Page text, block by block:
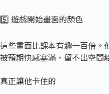
5️⃣ 遊戲開始畫面的顏色
這些畫面比課本有趣一百倍。
被預期快感塞滿，留不出空間
真正讓他卡住的